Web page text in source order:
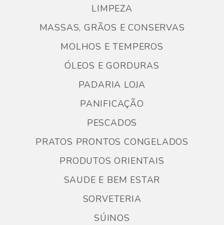
LIMPEZA
MASSAS, GRÃOS E CONSERVAS
MOLHOS E TEMPEROS
ÓLEOS E GORDURAS
PADARIA LOJA
PANIFICAÇÃO
PESCADOS
PRATOS PRONTOS CONGELADOS
PRODUTOS ORIENTAIS
SAUDE E BEM ESTAR
SORVETERIA
SÚINOS